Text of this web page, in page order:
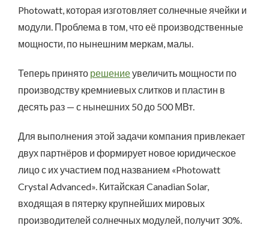
Photowatt, которая изготовляет солнечные ячейки и
модули. Проблема в том, что её производственные
мощности, по нынешним меркам, малы.
Теперь принято решениеувеличить мощности по
производству кремниевых слитков и пластин в
десять раз — с нынешних 50 до 500 МВт.
Для выполнения этой задачи компания привлекает
двух партнёров и формирует новое юридическое
лицо с их участием под названием «Photowatt
Crystal Advanced». Китайская Canadian Solar,
входящая в пятерку крупнейших мировых
производителей солнечных модулей, получит 30%.